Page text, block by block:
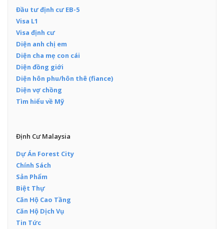
Đầu tư định cư EB-5
Visa L1
Visa định cư
Diện anh chị em
Diện cha mẹ con cái
Diện đồng giới
Diện hôn phu/hôn thê (fiance)
Diện vợ chồng
Tìm hiểu về Mỹ
Định Cư Malaysia
Dự Án Forest City
Chính Sách
Sản Phẩm
Biệt Thự
Căn Hộ Cao Tầng
Căn Hộ Dịch Vụ
Tin Tức